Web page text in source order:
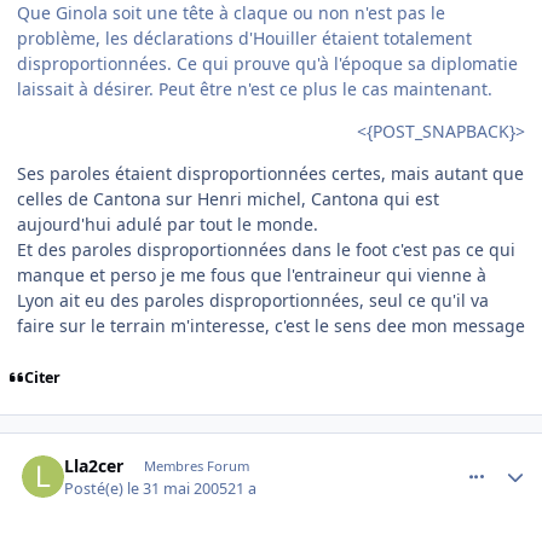
Que Ginola soit une tête à claque ou non n'est pas le
problème, les déclarations d'Houiller étaient totalement
disproportionnées. Ce qui prouve qu'à l'époque sa diplomatie
laissait à désirer. Peut être n'est ce plus le cas maintenant.
<{POST_SNAPBACK}>
Ses paroles étaient disproportionnées certes, mais autant que
celles de Cantona sur Henri michel, Cantona qui est
aujourd'hui adulé par tout le monde.
Et des paroles disproportionnées dans le foot c'est pas ce qui
manque et perso je me fous que l'entraineur qui vienne à
Lyon ait eu des paroles disproportionnées, seul ce qu'il va
faire sur le terrain m'interesse, c'est le sens dee mon message
Citer
Lla2cer Membres Forum
Posté(e) le 31 mai 200521 a